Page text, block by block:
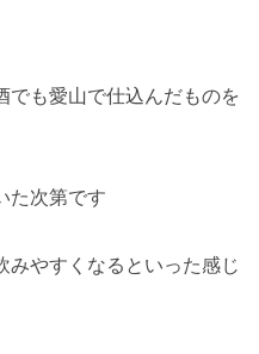
でも愛山で仕込んだものを
た次第です
みやすくなるといった感じ